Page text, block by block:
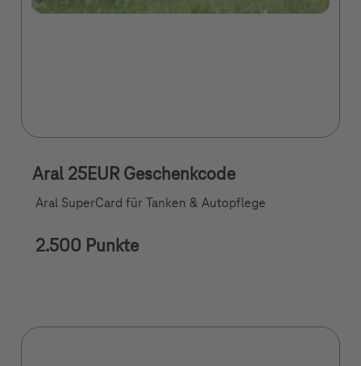
Aral 25EUR Geschenkcode
Aral SuperCard für Tanken & Autopflege
2.500 Punkte